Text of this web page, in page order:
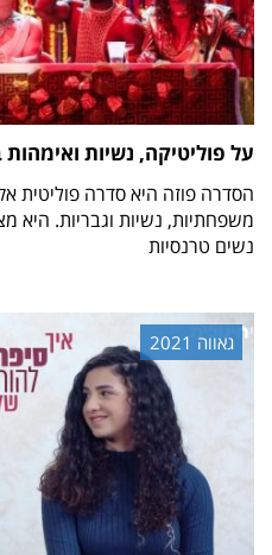
על פוליטיקה, נשיות ואימהות
הסדרה פוזה היא סדרה פוליטית
משפחתיות, נשיות וגבריות. היא
נשים טרנסיות
גאווה 2021